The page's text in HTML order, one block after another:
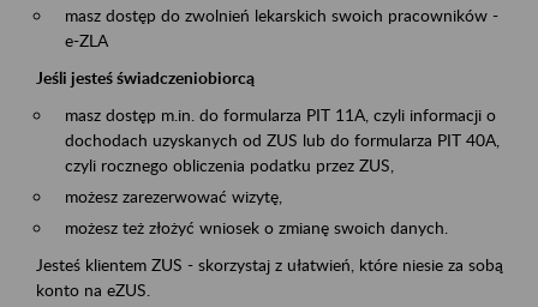
masz dostęp do zwolnień lekarskich swoich pracowników -
e-ZLA
Jeśli jesteś świadczeniobiorcą
masz dostęp m.in. do formularza PIT 11A, czyli informacji o
dochodach uzyskanych od ZUS lub do formularza PIT 40A,
czyli rocznego obliczenia podatku przez ZUS,
możesz zarezerwować wizytę,
możesz też złożyć wniosek o zmianę swoich danych.
Jesteś klientem ZUS - skorzystaj z ułatwień, które niesie za sobą
konto na eZUS.